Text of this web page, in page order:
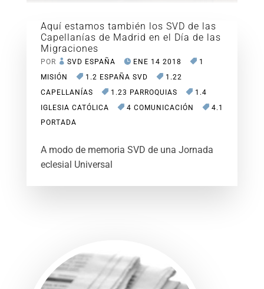
Aquí estamos también los SVD de las
Capellanías de Madrid en el Día de las
Migraciones
POR SVD ESPAÑA ENE 14 2018
1
MISIÓN
1.2 ESPAÑA SVD
1.22
CAPELLANÍAS
1.23 PARROQUIAS
1.4
IGLESIA CATÓLICA
4 COMUNICACIÓN
4.1
PORTADA
A modo de memoria SVD de una Jornada
eclesial Universal